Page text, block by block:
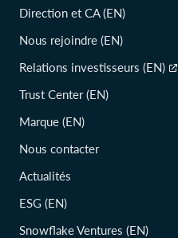
Direction et CA (EN)
Nous rejoindre (EN)
Relations investisseurs (EN)
Trust Center (EN)
Marque (EN)
Nous contacter
Actualités
ESG (EN)
Snowflake Ventures (EN)